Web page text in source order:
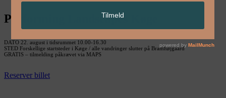
Performing Landscapes Køge
DATO 22. august i tidsrummet 10.00-16.30
STED Forskellige startsteder i Køge / alle vandringer slutter på Bramhøjgaard
GRATIS – tilmelding påkrævet via MAPS
Reserver billet